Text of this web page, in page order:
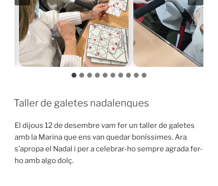
Taller de galetes nadalenques
El dijous 12 de desembre vam fer un taller de galetes
amb la Marina que ens van quedar boníssimes. Ara
s’apropa el Nadal i per a celebrar-ho sempre agrada fer-
ho amb algo dolç.